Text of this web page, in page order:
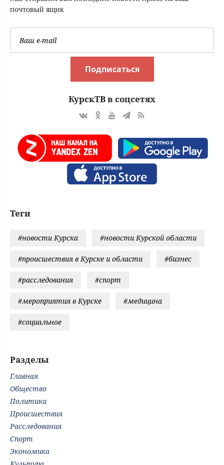
почтовый ящик
Подписаться
КурскТВ в соцсетях
Теги
#новости Курска #новости Курской области
#происшествия в Курске и области #бизнес
#расследования #спорт
#мероприятия в Курске #медицина
#социальное
Разделы
Главная
Общество
Политика
Происшествия
Расследования
Спорт
Экономика